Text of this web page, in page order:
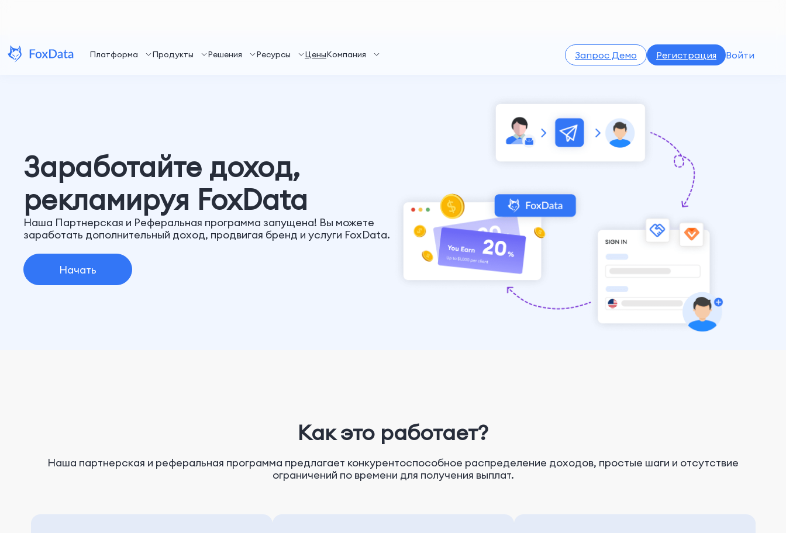
Платформа Продукты Решения Ресурсы ЦеныКомпания Запрос Демо Регистрация Войти
Заработайте доход,
рекламируя FoxData
Наша Партнерская и Реферальная программа запущена! Вы можете
заработать дополнительный доход, продвигая бренд и услуги FoxData.
Начать
Как это работает?
Наша партнерская и реферальная программа предлагает конкурентоспособное распределение доходов, простые шаги и отсутствие
ограничений по времени для получения выплат.